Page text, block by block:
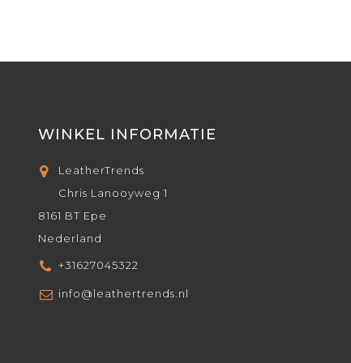
WINKEL INFORMATIE
LeatherTrends
Chris Lanooyweg 1
8161 BT Epe
Nederland
+31627045322
info@leathertrends.nl